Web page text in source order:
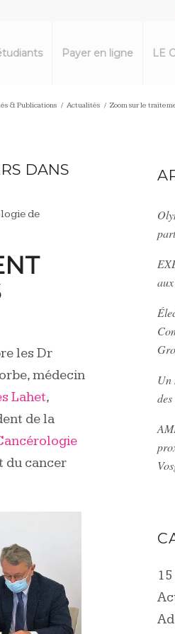
Payer en ligne LE
& Publications / Actualités / Zoom sur le
DANS
de
les Dr
médecin
Lahet,
de la
du cancer
Un
15